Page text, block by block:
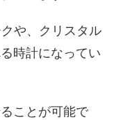
や、クリスタル
時計になってい
ことが可能で